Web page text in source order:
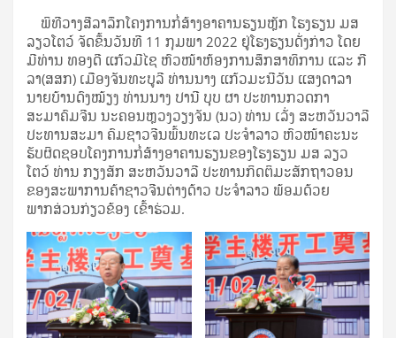
ພິທີວາງສີລາລຶກໂຄງການກໍ່ສ້າງອາຄານຮຽນຫຼັກ ໂຮງຮຽນ ມສ
ລຽວໂຕວ໌ ຈັດຂຶ້ນວັນທີ 11 ກຸມພາ 2022 ຢູ່ໂຮງຮຽນດັ່ງກ່າວ ໂດຍ
ມີທ່ານ ທອງດີ ແກ້ວມີໄຊ ຫົວໜ້າຫ້ອງການສຶກສາທິການ ແລະ ກີ
ລາ(ສສກ) ເມືອງຈັນທະບູລີ ທ່ານນາງ ແກ້ວມະນີວັນ ແສງດາລາ
ນາຍບ້ານດົງໝ້ຽງ ທ່ານນາງ ປານີ ບຸບ ຜາ ປະທານກວດກາ
ສະມາຄົມຈີນ ນະຄອນຫຼວງວຽງຈັນ (ນວ) ທ່ານ ເລັ່ງ ສະຫວັນວາລີ
ປະທານສະມາ ຄົມຊາວຈີນພົ້ນທະເລ ປະຈໍາລາວ ຫົວໜ້າຄະນະ
ຮັບຜິດຊອບໂຄງການກໍ່ສ້າງອາຄານຮຽນຂອງໂຮງຮຽນ ມສ ລຽວ
ໂຕວ໌ ທ່ານ ກຽງສັກ ສະຫວັນວາລີ ປະທານກິດຕິມະສັກຖາວອນ
ຂອງສະພາການຄ້າຊາວຈີນຕ່າງດ້າວ ປະຈໍາລາວ ພ້ອມດ້ວຍ
ພາກສ່ວນກ່ຽວຂ້ອງ ເຂົ້າຮ່ວມ.